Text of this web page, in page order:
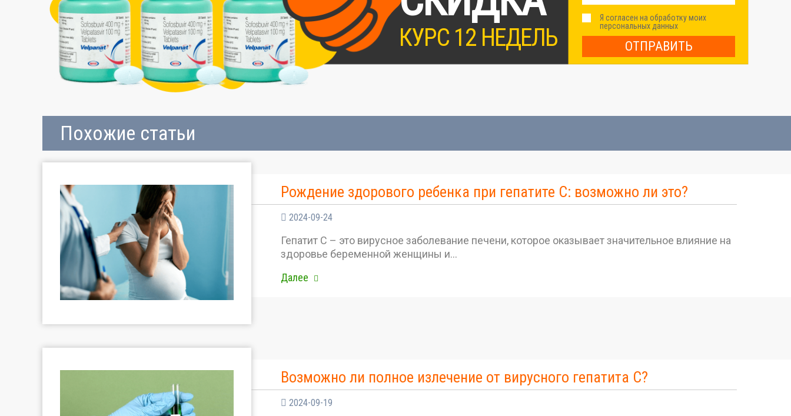
КУРС 12 НЕДЕЛЬ
Я согласен на обработку моих
персональных данных
ОТПРАВИТЬ
Похожие статьи
Рождение здорового ребенка при гепатите С: возможно ли это?
2024-09-24
Гепатит С – это вирусное заболевание печени, которое оказывает значительное влияние на
здоровье беременной женщины и…
Далее
Возможно ли полное излечение от вирусного гепатита С?
2024-09-19